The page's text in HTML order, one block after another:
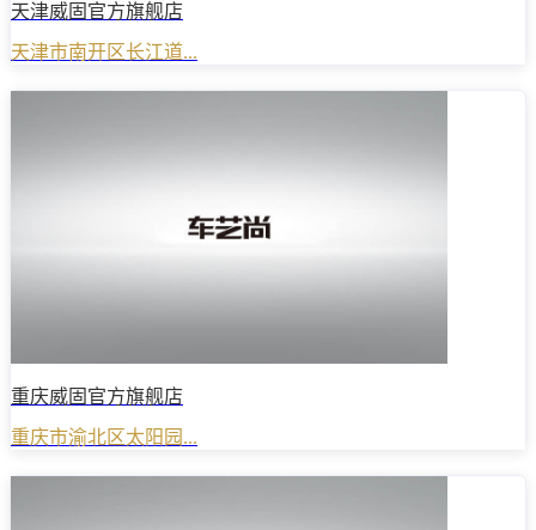
天津威固官方旗舰店
天津市南开区长江道...
重庆威固官方旗舰店
重庆市渝北区太阳园...